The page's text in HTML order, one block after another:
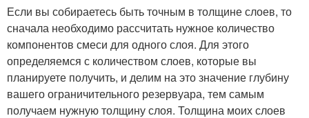
Если вы собираетесь быть точным в толщине слоев, то
сначала необходимо рассчитать нужное количество
компонентов смеси для одного слоя. Для этого
определяемся с количеством слоев, которые вы
планируете получить, и делим на это значение глубину
вашего ограничительного резервуара, тем самым
получаем нужную толщину слоя. Толщина моих слоев